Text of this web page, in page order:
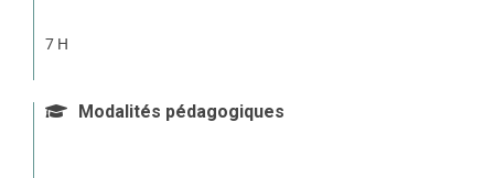
7 H
Modalités pédagogiques